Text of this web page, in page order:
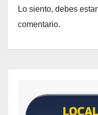
Lo siento, debes estar
comentario.